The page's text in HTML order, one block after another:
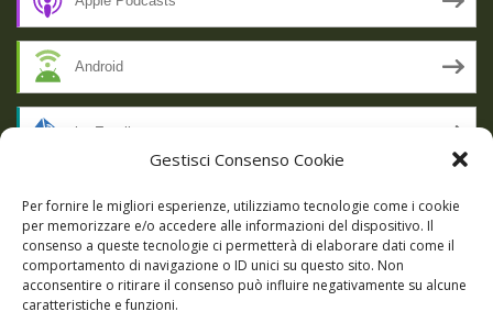
Gestisci Consenso Cookie
Per fornire le migliori esperienze, utilizziamo tecnologie come i cookie
per memorizzare e/o accedere alle informazioni del dispositivo. Il
consenso a queste tecnologie ci permetterà di elaborare dati come il
comportamento di navigazione o ID unici su questo sito. Non
acconsentire o ritirare il consenso può influire negativamente su alcune
caratteristiche e funzioni.
Android
by Email
RSS
SSL SECURE